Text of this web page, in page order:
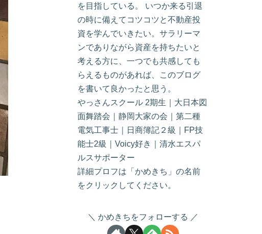
を目指している。 いつか来る引退
の時に備えてコツコツと不動産投
資を学んでいきたい。サラリーマ
ンでありながら資産を持ちたいと
考える方に、一つでも共感しても
らえるものがあれば、このブログ
を書いて良かったと思う。
やっさんスクール 2期生｜大日本図
面舞踏会｜静岡大家の会｜第二種
電気工事士｜日商簿記２級｜FP技
能士2級｜Voicy好き｜清水エスパ
ルスサポーター
詳細プロフは「かめきち」の名前
をクリックしてください。
かめきちをフォローする